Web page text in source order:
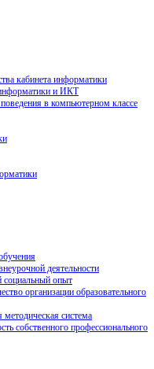
кабинета информатики
и ИКТ
в компьютерном классе
деятельности
опыт
организации образовательного
система
собственного профессионального